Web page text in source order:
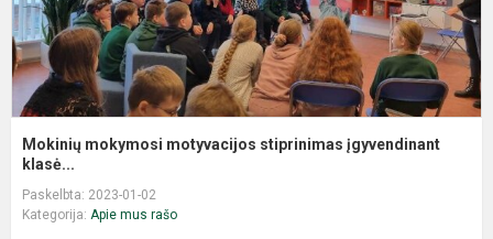
Mokinių mokymosi motyvacijos stiprinimas įgyvendinant
klasė...
Paskelbta: 2023-01-02
Kategorija: Apie mus rašo